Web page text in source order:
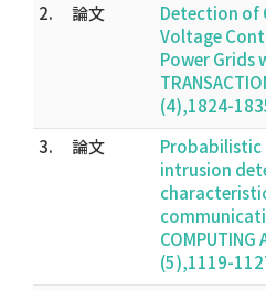
2.
論文
Detection of
Voltage
Power Grids
(4),1824-
3.
論文
Probabilistic
intrusion
COMPUTING
(5),1119-